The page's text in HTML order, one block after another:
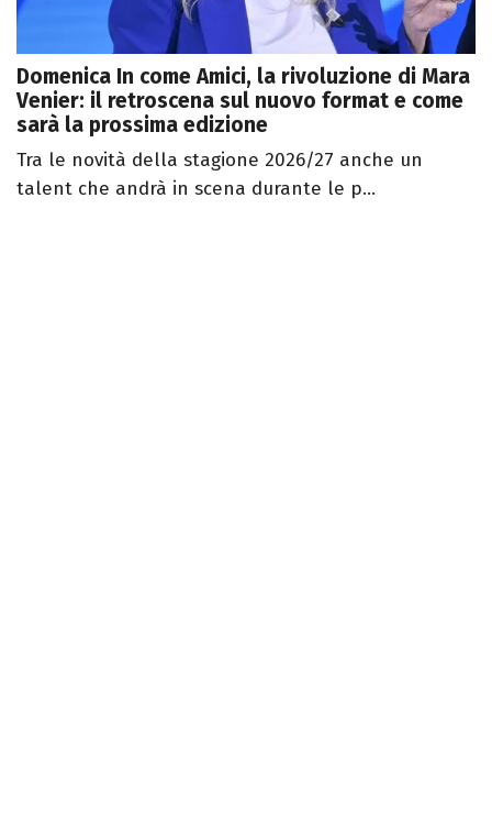
Domenica In come Amici, la rivoluzione di Mara
Venier: il retroscena sul nuovo format e come
sarà la prossima edizione
Tra le novità della stagione 2026/27 anche un
talent che andrà in scena durante le p...